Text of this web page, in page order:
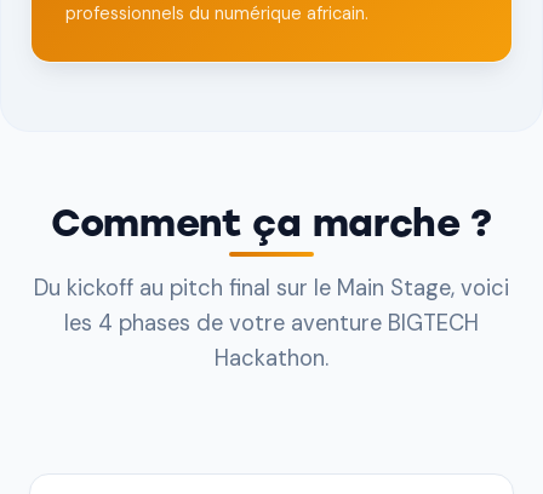
professionnels du numérique africain.
Comment ça marche ?
Du kickoff au pitch final sur le Main Stage, voici
les 4 phases de votre aventure BIGTECH
Hackathon.